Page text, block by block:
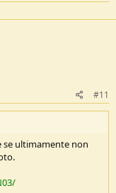
#11
se ultimamente non